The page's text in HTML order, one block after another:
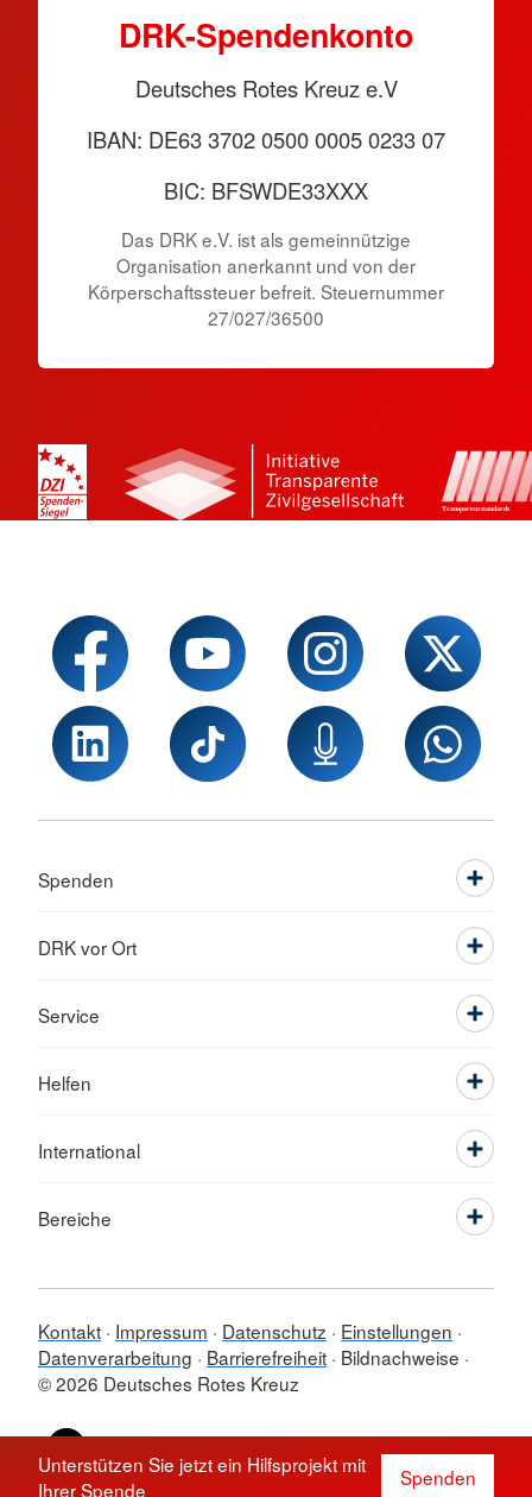
Unterstützen Sie jetzt ein Hilfsprojekt mit
Ihrer Spende
Spenden
DRK-Spendenkonto
Deutsches Rotes Kreuz e.V
IBAN: DE63 3702 0500 0005 0233 07
BIC: BFSWDE33XXX
Das DRK e.V. ist als gemeinnützige
Organisation anerkannt und von der
Körperschaftssteuer befreit. Steuernummer
27/027/36500
Spenden
DRK vor Ort
Service
Helfen
International
Bereiche
Kontakt Impressum Datenschutz
Einstellungen
Datenverarbeitung
Barrierefreiheit Bildnachweise
© 2026 Deutsches Rotes Kreuz
Sprache wechseln zu